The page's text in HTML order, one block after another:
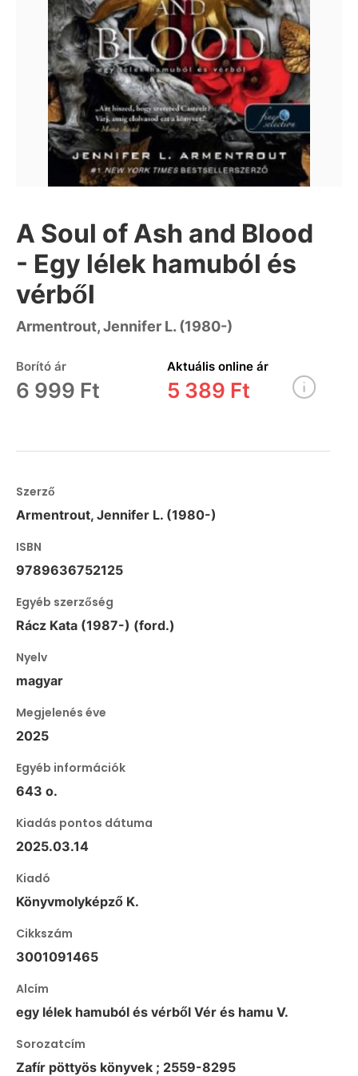
A Soul of Ash and Blood
- Egy lélek hamuból és
vérből
Armentrout, Jennifer L. (1980-)
Borító ár
6 999 Ft
Aktuális online ár
5 389 Ft
Szerző
Armentrout, Jennifer L. (1980-)
ISBN
9789636752125
Egyéb szerzőség
Rácz Kata (1987-) (ford.)
Nyelv
magyar
Megjelenés éve
2025
Egyéb információk
643 o.
Kiadás pontos dátuma
2025.03.14
Kiadó
Könyvmolyképző K.
Cikkszám
3001091465
Alcím
egy lélek hamuból és vérből Vér és hamu V.
Sorozatcím
Zafír pöttyös könyvek ; 2559-8295